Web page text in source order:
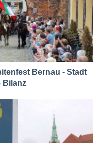
Bernau - Stadt
Bilanz